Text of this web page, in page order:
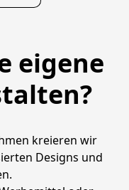
eigene
kreieren wir
Designs und